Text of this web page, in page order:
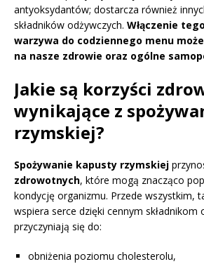
antyoksydantów; dostarcza również
składników odżywczych. Włączenie
warzywa do codziennego menu
na nasze zdrowie oraz ogólne
Jakie są korzyści
wynikające z
rzymskiej?
Spożywanie kapusty rzymskiej
zdrowotnych, które mogą znacząco
kondycję organizmu. Przede wszystkim,
wspiera serce dzięki cennym składnikom
przyczyniają się do:
obniżenia poziomu cholesterolu,